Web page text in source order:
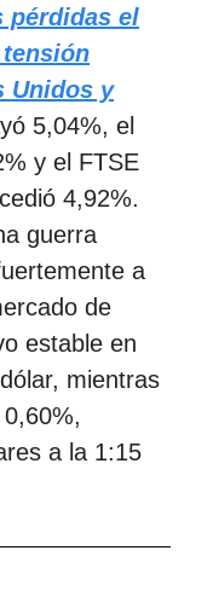
pérdidas el
Unidos y
5,04%, el
y el FTSE
4,92%.
guerra
a
de
estable en
mientras
a la 1:15